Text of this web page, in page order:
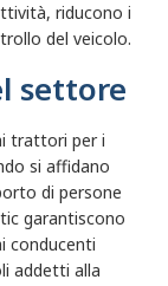
riducono i
del veicolo.
settore
trattori per i
si affidano
di persone
garantiscono
conducenti
addetti alla